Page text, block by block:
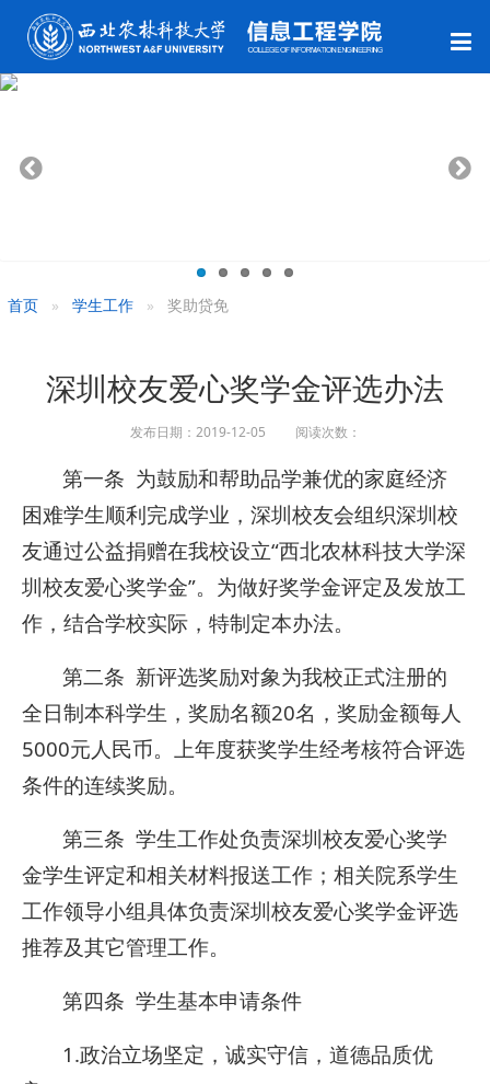
首页 学生工作 奖助贷免
深圳校友爱心奖学金评选办法
发布日期：2019-12-05 阅读次数：
第一条 为鼓励和帮助品学兼优的家庭经济
困难学生顺利完成学业，深圳校友会组织深圳校
友通过公益捐赠在我校设立“西北农林科技大学深
圳校友爱心奖学金”。为做好奖学金评定及发放工
作，结合学校实际，特制定本办法。
第二条 新评选奖励对象为我校正式注册的
全日制本科学生，奖励名额20名，奖励金额每人
5000元人民币。上年度获奖学生经考核符合评选
条件的连续奖励。
第三条 学生工作处负责深圳校友爱心奖学
金学生评定和相关材料报送工作；相关院系学生
工作领导小组具体负责深圳校友爱心奖学金评选
推荐及其它管理工作。
第四条 学生基本申请条件
1.政治立场坚定，诚实守信，道德品质优